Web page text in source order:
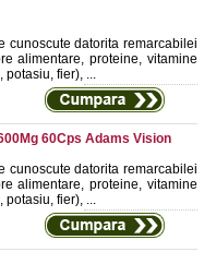
cunoscute datorita remarcabilei
alimentare, proteine, vitamine
potasiu, fier), ...
60Cps Adams Vision
cunoscute datorita remarcabilei
alimentare, proteine, vitamine
potasiu, fier), ...